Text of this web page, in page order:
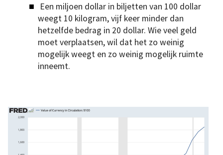
Een miljoen dollar in biljetten van 100 dollar
weegt 10 kilogram, vijf keer minder dan
hetzelfde bedrag in 20 dollar. Wie veel geld
moet verplaatsen, wil dat het zo weinig
mogelijk weegt en zo weinig mogelijk ruimte
inneemt.